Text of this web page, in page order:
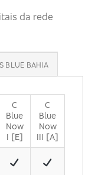
da rede
BLUE BAHIA
C
Blue
Now
I [E]
C
Blue
Now
III [A]